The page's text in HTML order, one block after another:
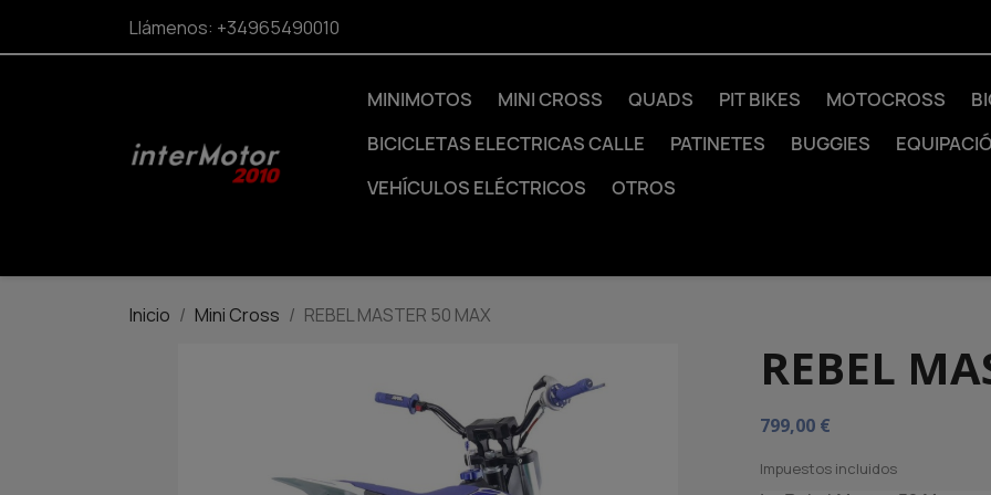
Llámenos: +34965490010
MINIMOTOS MINI CROSS QUADS PIT BIKES MOTOCROSS
BICICLETAS ELECTRICAS CALLE
PATINETES BUGGIES
VEHÍCULOS ELÉCTRICOS
OTROS
Inicio Mini Cross REBEL MASTER 50 MAX
REBEL
799,00 €
Impuestos incluidos